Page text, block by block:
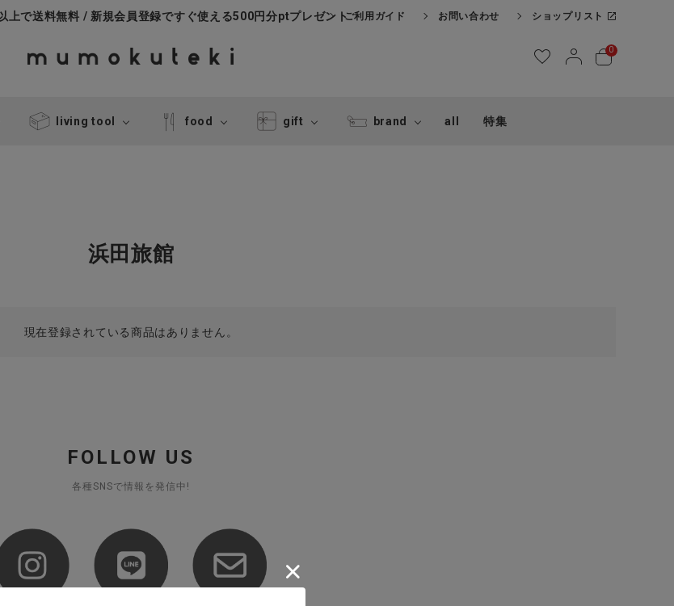
上で送料無料 / 新規会員登録ですぐ使える500円分ptプレゼントご利用ガイド お問い合わせ ショップリスト
0
living tool food gift brand all 特集
浜田旅館
現在登録されている商品はありません。
FOLLOW US
各種SNSで情報を発信中!